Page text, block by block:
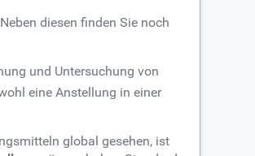
Neben diesen finden Sie noch
und Untersuchung von
eine Anstellung in einer
global gesehen, ist